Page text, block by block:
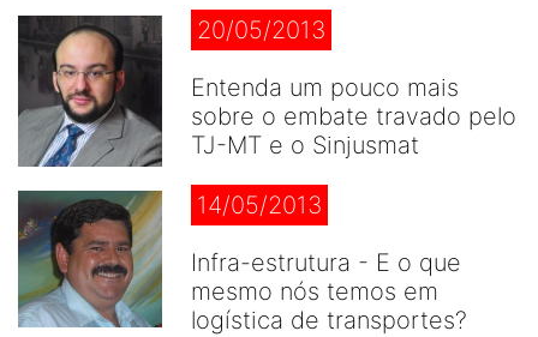
20/05/2013
Entenda um pouco mais
sobre o embate travado pelo
TJ-MT e o Sinjusmat
14/05/2013
Infra-estrutura - E o que
mesmo nós temos em
logística de transportes?